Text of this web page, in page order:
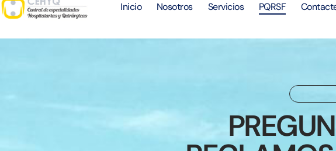
Inicio Nosotros Servicios PQRSF